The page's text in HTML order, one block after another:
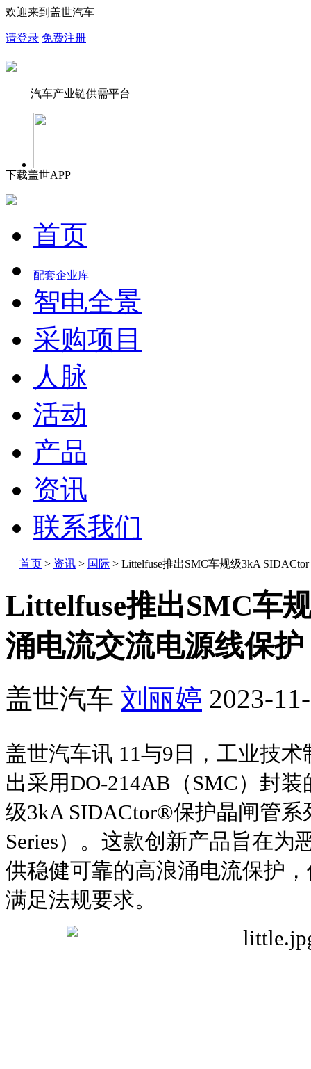
欢迎来到盖世汽车
请登录 免费注册
—— 汽车产业链供需平台 ——
下载盖世APP
首页
配套企业库
智电全景
采购项目
人脉
活动
产品
资讯
联系我们
首页 > 资讯 > 国际 > Littelfuse推出SMC车规级3kA
Littelfuse推出SMC车
涌电流交流电源线保护
盖世汽车 刘丽婷 2023-
盖世汽车讯 11与9日，工业技
出采用DO-214AB（SMC）封
级3kA SIDACtor®保护晶闸管系
Series）。这款创新产品旨在为
供稳健可靠的高浪涌电流保护
满足法规要求。